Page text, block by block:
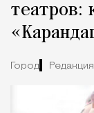
театров:
Город